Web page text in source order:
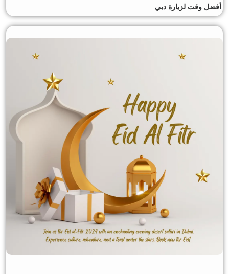
أفضل وقت لزيارة دبي